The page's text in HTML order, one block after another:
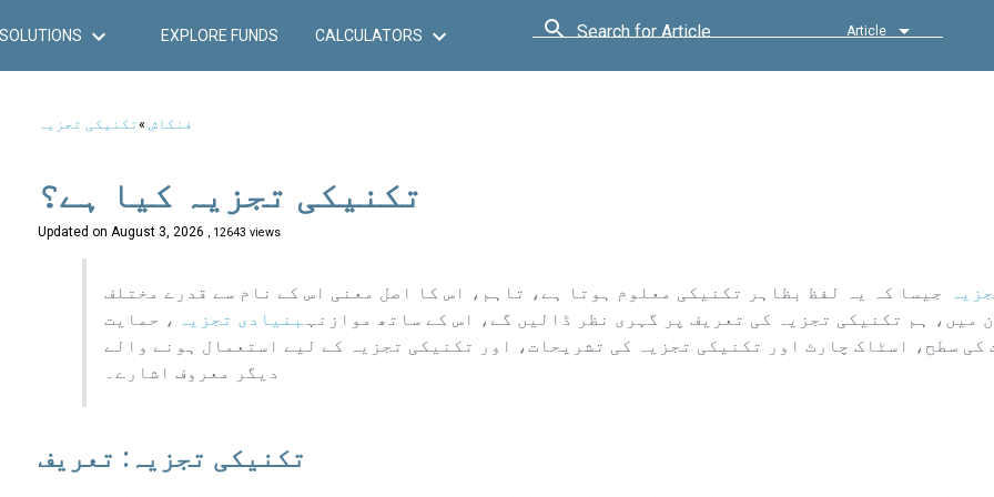
SOLUTIONS EXPLORE FUNDS CALCULATORS Search for Article Article
فنکاش »تکنیکی تجزیہ
تکنیکی تجزیہ کیا ہے؟
Updated on August 3, 2026 , 12643 views
جیسا کہ یہ لفظ بظاہر تکنیکی معلوم ہوتا ہے، تاہم، اس کا اصل معنی اس کے نام سے قدرے مختلف
میں، ہم تکنیکی تجزیہ کی تعریف پر گہری نظر ڈالیں گے، اس کے ساتھ موازنہبنیادی تجزیہ ، حمایت
کی سطح، اسٹاک چارٹ اور تکنیکی تجزیہ کی تشریحات، اور تکنیکی تجزیہ کے لیے استعمال ہونے والے
دیگر معروف اشارے۔
تکنیکی تجزیہ: تعریف